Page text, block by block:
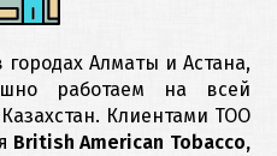
Алматы и Астана,
работаем на всей
Клиентами ТОО
British American Tobacco,